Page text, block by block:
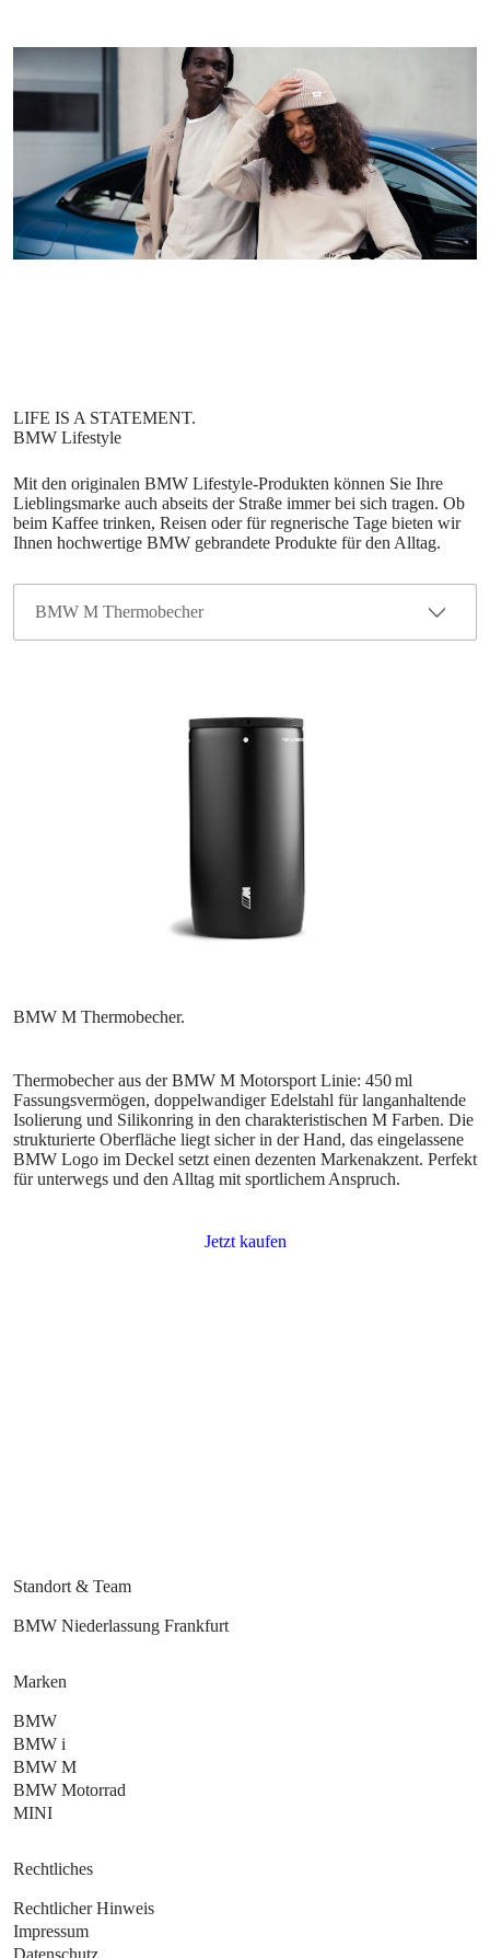
Mit den originalen BMW Lifestyle-Produkten können Sie Ihre
Lieblingsmarke auch abseits der Straße immer bei sich tragen. Ob
beim Kaffee trinken, Reisen oder für regnerische Tage bieten wir
Ihnen hochwertige BMW gebrandete Produkte für den Alltag.
Thermobecher aus der BMW M Motorsport Linie: 450 ml
Fassungsvermögen, doppelwandiger Edelstahl für langanhaltende
Isolierung und Silikonring in den charakteristischen M Farben. Die
strukturierte Oberfläche liegt sicher in der Hand, das eingelassene
BMW Logo im Deckel setzt einen dezenten Markenakzent. Perfekt
für unterwegs und den Alltag mit sportlichem Anspruch.